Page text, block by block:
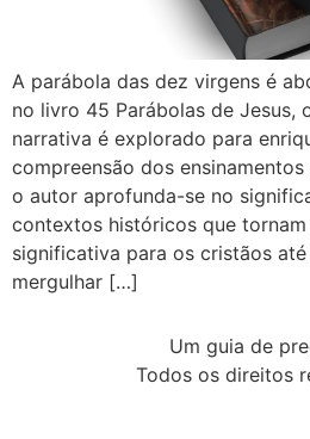
A parábola das dez virgens é
no livro 45 Parábolas de Jesus,
narrativa é explorado para
compreensão dos
o autor aprofunda-se no
contextos históricos que
significativa para os cristãos
mergulhar […]
Um guia de
Todos os direitos